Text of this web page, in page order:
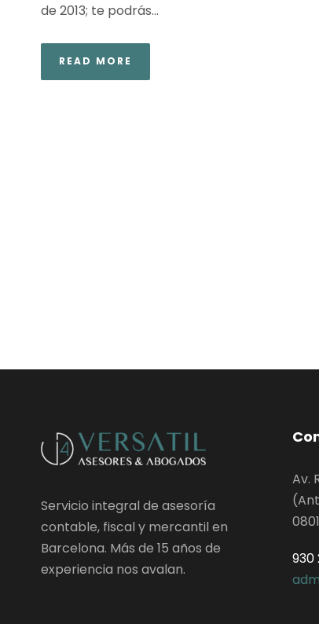
de 2013; te podrás...
READ MORE
Servicio integral de asesoría
contable, fiscal y mercantil en
Barcelona. Más de 15 años de
experiencia nos avalan.
Av.
930